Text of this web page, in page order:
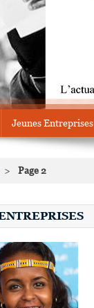
Jeunes Entreprises
> Page 2